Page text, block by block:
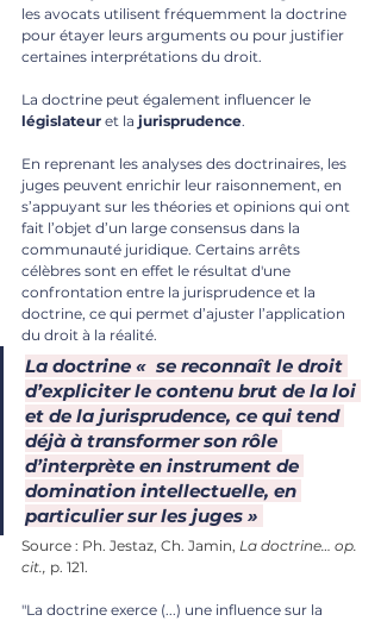
les avocats utilisent fréquemment la doctrine
pour étayer leurs arguments ou pour justifier
certaines interprétations du droit.
La doctrine peut également influencer le
législateur et la jurisprudence.
En reprenant les analyses des doctrinaires, les
juges peuvent enrichir leur raisonnement, en
s’appuyant sur les théories et opinions qui ont
fait l’objet d’un large consensus dans la
communauté juridique. Certains arrêts
célèbres sont en effet le résultat d'une
confrontation entre la jurisprudence et la
doctrine, ce qui permet d’ajuster l’application
du droit à la réalité.
La doctrine «  se reconnaît le droit
d’expliciter le contenu brut de la loi
et de la jurisprudence, ce qui tend
déjà à transformer son rôle
d’interprète en instrument de
domination intellectuelle, en
particulier sur les juges »
Source : Ph. Jestaz, Ch. Jamin, La doctrine… op.
cit., p. 121.
"La doctrine exerce (...) une influence sur la